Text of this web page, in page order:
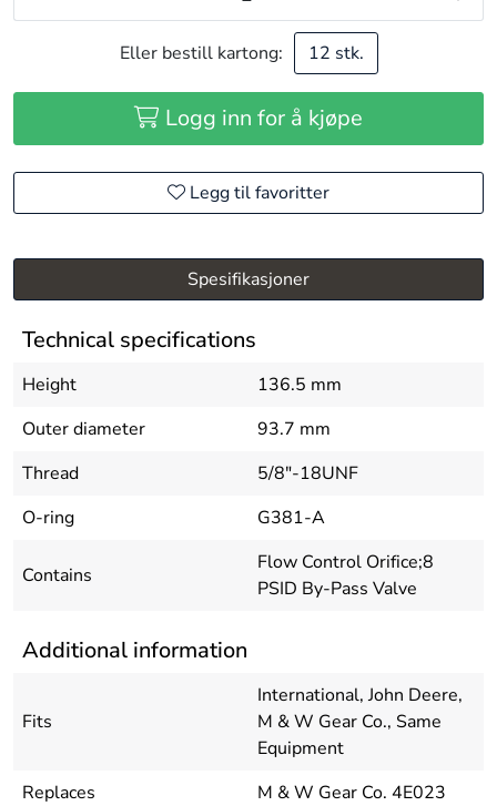
Eller bestill kartong: 12 stk.
Logg inn for å kjøpe
Legg til favoritter
Spesifikasjoner
Technical specifications
Height
136.5 mm
Outer diameter
93.7 mm
Thread
5/8"-18UNF
O-ring
G381-A
Contains
Flow Control Orifice;8
PSID By-Pass Valve
Additional information
Fits
International, John Deere,
M & W Gear Co., Same
Equipment
Replaces
M & W Gear Co. 4E023